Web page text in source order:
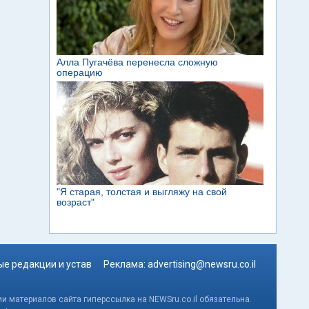
редакции и устав Реклама: advertising@newsru.co.il
сайта гиперссылка на NEWSru.co.il обязательна.